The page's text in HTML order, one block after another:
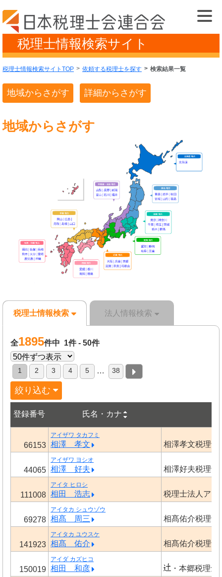
税理士情報検索サイト
税理士情報検索サイトTOP 依頼する税理士を探す 検索結果一覧
地域からさがす 詳細からさがす
地域からさがす
税理士情報検索 法人情報検索
全1895件中 1件 - 50件
1 2 3 4 5 … 38
絞り込む
登録番号 氏名・カナ
66153
アイザワ タカフミ
相澤 孝文 相澤孝文税理士
44065
アイザワ ヨシオ
相澤 好夫 相澤好夫税理士
111008
アイタ ヒロシ
相田 浩志 税理士法人アク
69278
アイタカ シュウゾウ
相髙 周三 相髙佑介税理士
141923
アイタカ ユウスケ
相髙 佑介 相髙佑介税理士
150019
アイダ カズヒコ
相田 和彦 ・本郷税理